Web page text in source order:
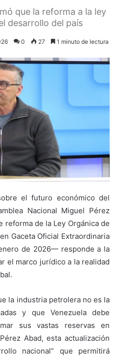
que la reforma a la ley
desarrollo del país
0 27 1 minuto de lectura
el futuro económico del
Nacional Miguel Pérez
reforma de la Ley Orgánica de
Gaceta Oficial Extraordinaria
de 2026— responde a la
el marco jurídico a la realidad
la industria petrolera no es la
y que Venezuela debe
sus vastas reservas en
Abad, esta actualización
nacional” que permitirá